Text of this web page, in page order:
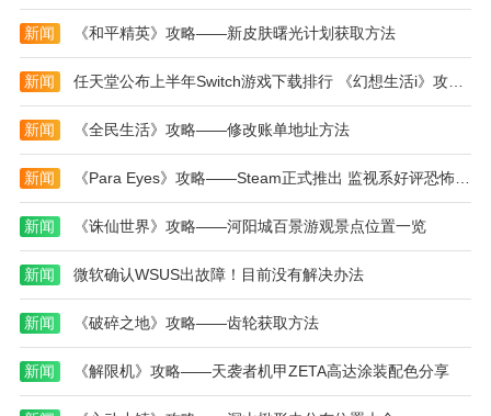
新闻 《和平精英》攻略——新皮肤曙光计划获取方法
新闻 任天堂公布上半年Switch游戏下载排行 《幻想生活i》攻略——登顶
新闻 《全民生活》攻略——修改账单地址方法
新闻 《Para Eyes》攻略——Steam正式推出 监视系好评恐怖惊悚
新闻 《诛仙世界》攻略——河阳城百景游观景点位置一览
新闻 微软确认WSUS出故障！目前没有解决办法
新闻 《破碎之地》攻略——齿轮获取方法
新闻 《解限机》攻略——天袭者机甲ZETA高达涂装配色分享